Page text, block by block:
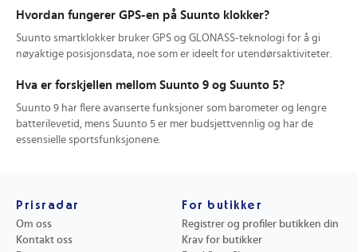
Hvordan fungerer GPS-en på Suunto klokker?
Suunto smartklokker bruker GPS og GLONASS-teknologi for å gi
nøyaktige posisjonsdata, noe som er ideelt for utendørsaktiviteter.
Hva er forskjellen mellom Suunto 9 og Suunto 5?
Suunto 9 har flere avanserte funksjoner som barometer og lengre
batterilevetid, mens Suunto 5 er mer budsjettvennlig og har de
essensielle sportsfunksjonene.
Prisradar
Om oss
Kontakt oss
For butikker
Registrer og profiler butikken din
Krav for butikker